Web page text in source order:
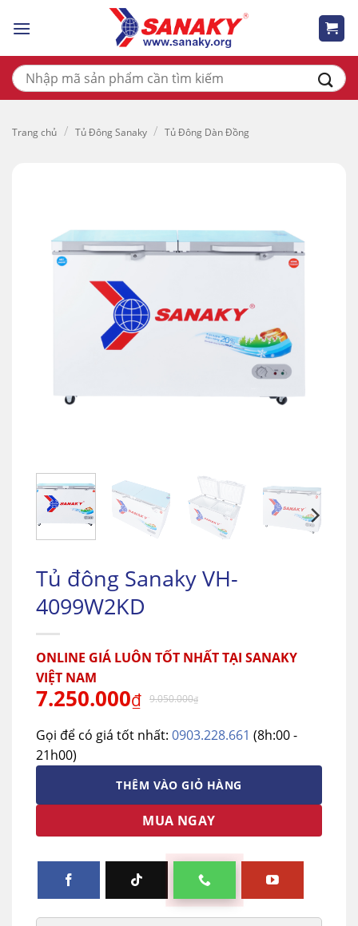
Tìm
kiếm:
Trang chủ / Tủ Đông Sanaky / Tủ Đông Dàn Đồng
Tủ đông Sanaky VH-
4099W2KD
ONLINE GIÁ LUÔN TỐT NHẤT TẠI SANAKY
VIỆT NAM
7.250.000₫ 9.050.000₫
Gọi để có giá tốt nhất: 0903.228.661 (8h:00 -
21h00)
THÊM VÀO GIỎ HÀNG
MUA NGAY